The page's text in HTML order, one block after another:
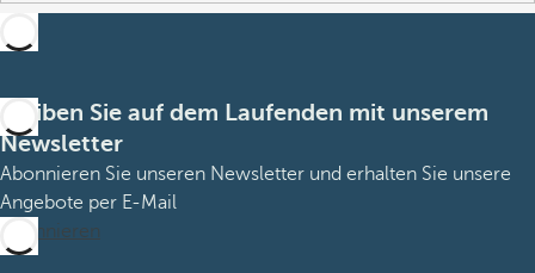
Bleiben Sie auf dem Laufenden mit unserem
Newsletter
Abonnieren Sie unseren Newsletter und erhalten Sie unsere
Angebote per E-Mail
Abonnieren